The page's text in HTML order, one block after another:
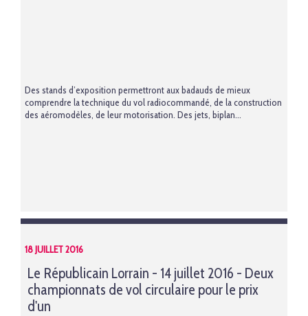
Des stands d’exposition permettront aux badauds de mieux
comprendre la technique du vol radiocommandé, de la construction
des aéromodèles, de leur motorisation. Des jets, biplan...
18 JUILLET 2016
Le Républicain Lorrain - 14 juillet 2016 - Deux
championnats de vol circulaire pour le prix
d'un